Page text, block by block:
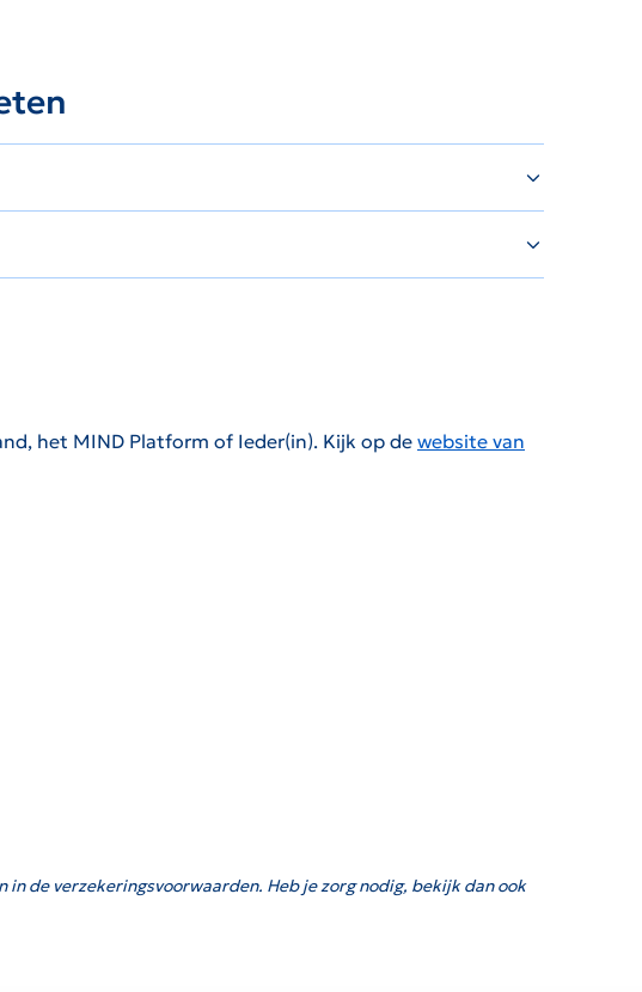
het MIND Platform of Ieder(in). Kijk op de website van
de verzekeringsvoorwaarden. Heb je zorg nodig, bekijk dan ook